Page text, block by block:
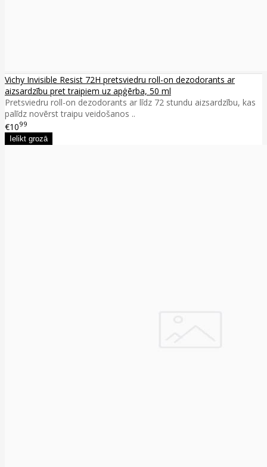
Vichy Invisible Resist 72H pretsviedru roll-on dezodorants ar
aizsardzību pret traipiem uz apģērba, 50 ml
Pretsviedru roll-on dezodorants ar līdz 72 stundu aizsardzību, kas
palīdz novērst traipu veidošanos ..
€1099